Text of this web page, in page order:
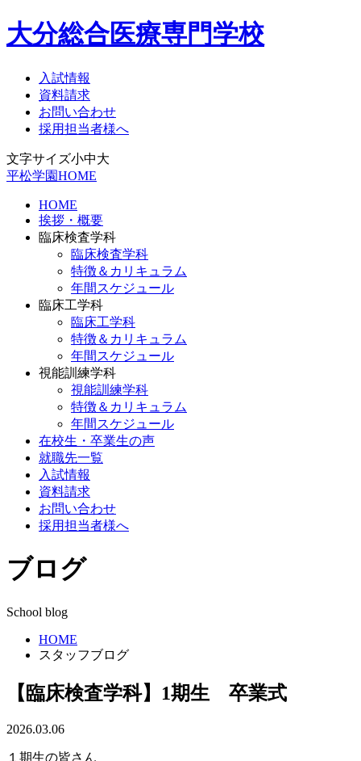
大分総合医療専門学校
入試情報
資料請求
お問い合わせ
採用担当者様へ
文字サイズ小中大
平松学園HOME
HOME
挨拶・概要
臨床検査学科
臨床検査学科
特徴＆カリキュラム
年間スケジュール
臨床工学科
臨床工学科
特徴＆カリキュラム
年間スケジュール
視能訓練学科
視能訓練学科
特徴＆カリキュラム
年間スケジュール
在校生・卒業生の声
就職先一覧
入試情報
資料請求
お問い合わせ
採用担当者様へ
ブログ
School blog
HOME
スタッフブログ
【臨床検査学科】1期生 卒業式
2026.03.06
１期生の皆さん